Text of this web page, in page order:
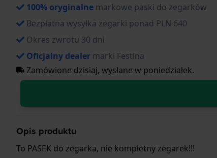
100% oryginalne markowe paski do zegarków
Bezpłatna wysyłka zegarki ponad PLN 640
Okres zwrotu 30 dni
Oficjalny dealer marki Festina
Zamówione dzisiaj, wysłane w poniedziałek.
Opis produktu
To PASEK do zegarka, nie kompletny zegarek!!!